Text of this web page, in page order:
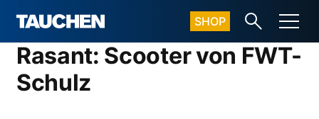
SHOP
Rasant: Scooter von FWT-
Schulz